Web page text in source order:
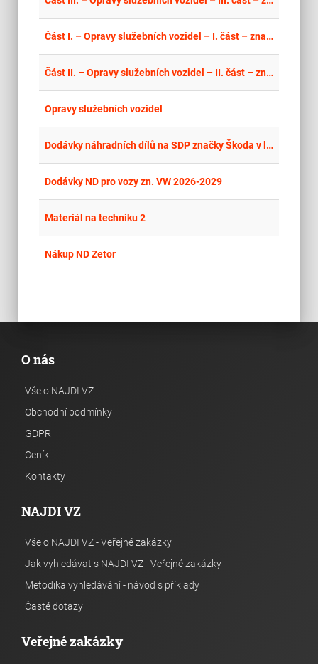
Část I. – Opravy služebních vozidel – I. část – značka ŠKODA
Část II. – Opravy služebních vozidel – II. část – značka SEAT
Opravy služebních vozidel
Dodávky náhradních dílů na SDP značky Škoda v letech 2026 - 2028
Dodávky ND pro vozy zn. VW 2026-2029
Materiál na techniku 2
Nákup ND Zetor
O nás
Vše o NAJDI VZ
Obchodní podmínky
GDPR
Ceník
Kontakty
NAJDI VZ
Vše o NAJDI VZ - Veřejné zakázky
Jak vyhledávat s NAJDI VZ - Veřejné zakázky
Metodika vyhledávání - návod s příklady
Časté dotazy
Veřejné zakázky